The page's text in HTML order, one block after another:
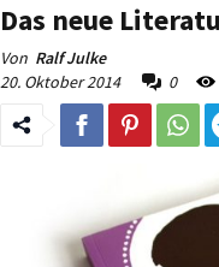
Das neue
Von Ralf Julke
20. Oktober 2014
0